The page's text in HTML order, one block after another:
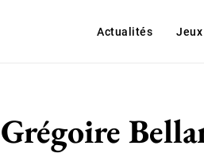
Actualités
Grégoire